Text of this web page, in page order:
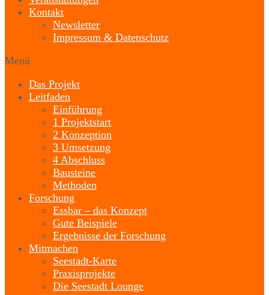
Kontakt
Newsletter
Impressum & Datenschutz
Menü
Das Projekt
Leitfaden
Einführung
1 Projektstart
2 Konzeption
3 Umsetzung
4 Abschluss
Bausteine
Methoden
Forschung
Essbar – das Konzept
Gute Beispiele
Ergebnisse der Forschung
Mitmachen
Seestadt-Karte
Praxisprojekte
Die Seestadt Lounge